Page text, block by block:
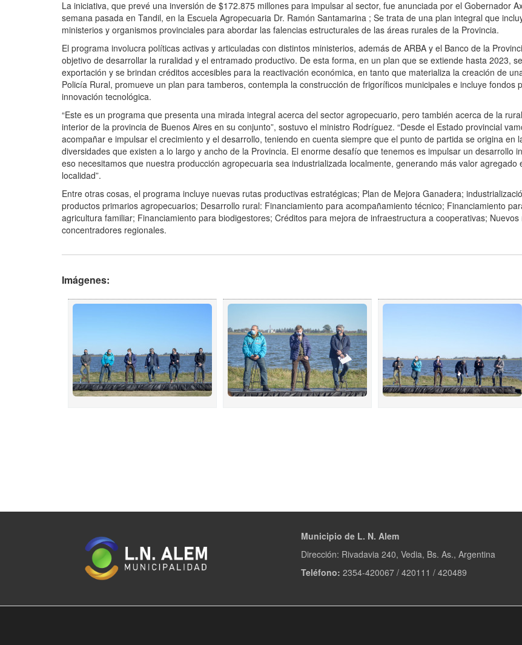
La iniciativa, que prevé una inversión de $172.875 millones para impulsar al sector, fue anunciada por el Gobernador
semana pasada en Tandil, en la Escuela Agropecuaria Dr. Ramón Santamarina ; Se trata de una plan integral que
ministerios y organismos provinciales para abordar las falencias estructurales de las áreas rurales de la Provincia.
El programa involucra políticas activas y articuladas con distintos ministerios, además de ARBA y el Banco de la
objetivo de desarrollar la ruralidad y el entramado productivo. De esta forma, en un plan que se extiende hasta 2023,
exportación y se brindan créditos accesibles para la reactivación económica, en tanto que materializa la creación de
Policía Rural, promueve un plan para tamberos, contempla la construcción de frigoríficos municipales e incluye fondos
innovación tecnológica.
“Este es un programa que presenta una mirada integral acerca del sector agropecuario, pero también acerca de la
interior de la provincia de Buenos Aires en su conjunto”, sostuvo el ministro Rodríguez. “Desde el Estado provincial
acompañar e impulsar el crecimiento y el desarrollo, teniendo en cuenta siempre que el punto de partida se origina en
diversidades que existen a lo largo y ancho de la Provincia. El enorme desafío que tenemos es impulsar un desarrollo
eso necesitamos que nuestra producción agropecuaria sea industrializada localmente, generando más valor agregado
localidad”.
Entre otras cosas, el programa incluye nuevas rutas productivas estratégicas; Plan de Mejora Ganadera;
productos primarios agropecuarios; Desarrollo rural: Financiamiento para acompañamiento técnico; Financiamiento
agricultura familiar; Financiamiento para biodigestores; Créditos para mejora de infraestructura a cooperativas; Nuevos
concentradores regionales.
Imágenes:
Municipio de L. N. Alem
Dirección: Rivadavia 240, Vedia, Bs. As., Argentina
Teléfono: 2354-420067 / 420111 / 420489